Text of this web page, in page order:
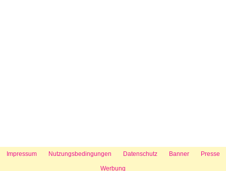
Impressum Nutzungsbedingungen Datenschutz Banner Presse
Werbung